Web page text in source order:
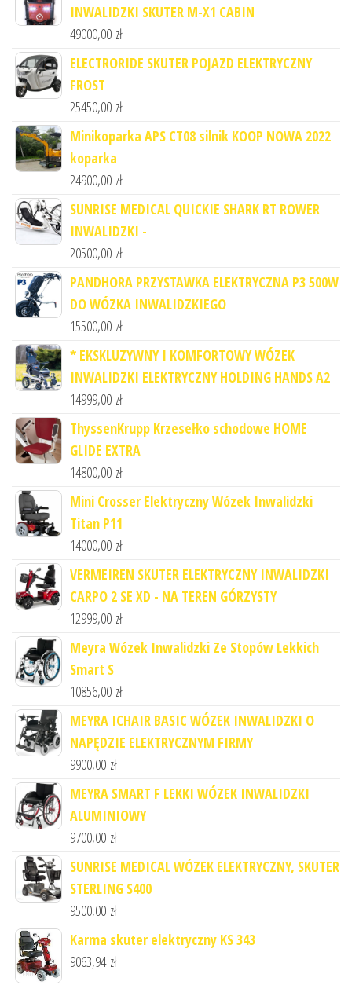
INWALIDZKI SKUTER M-X1 CABIN
49000,00 zł
ELECTRORIDE SKUTER POJAZD ELEKTRYCZNY
FROST
25450,00 zł
Minikoparka APS CT08 silnik KOOP NOWA 2022
koparka
24900,00 zł
SUNRISE MEDICAL QUICKIE SHARK RT ROWER
INWALIDZKI -
20500,00 zł
PANDHORA PRZYSTAWKA ELEKTRYCZNA P3 500W
DO WÓZKA INWALIDZKIEGO
15500,00 zł
* EKSKLUZYWNY I KOMFORTOWY WÓZEK
INWALIDZKI ELEKTRYCZNY HOLDING HANDS A2
14999,00 zł
ThyssenKrupp Krzesełko schodowe HOME
GLIDE EXTRA
14800,00 zł
Mini Crosser Elektryczny Wózek Inwalidzki
Titan P11
14000,00 zł
VERMEIREN SKUTER ELEKTRYCZNY INWALIDZKI
CARPO 2 SE XD - NA TEREN GÓRZYSTY
12999,00 zł
Meyra Wózek Inwalidzki Ze Stopów Lekkich
Smart S
10856,00 zł
MEYRA ICHAIR BASIC WÓZEK INWALIDZKI O
NAPĘDZIE ELEKTRYCZNYM FIRMY
9900,00 zł
MEYRA SMART F LEKKI WÓZEK INWALIDZKI
ALUMINIOWY
9700,00 zł
SUNRISE MEDICAL WÓZEK ELEKTRYCZNY, SKUTER
STERLING S400
9500,00 zł
Karma skuter elektryczny KS 343
9063,94 zł